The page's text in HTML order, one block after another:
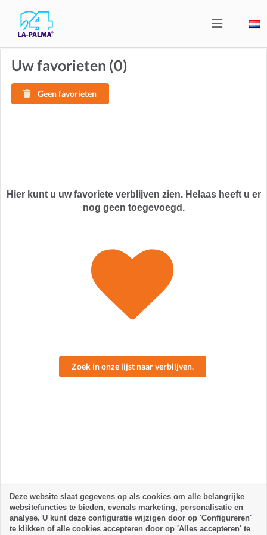
Uw favorieten (0)
Geen favorieten
Hier kunt u uw favoriete verblijven zien. Helaas heeft u er
nog geen toegevoegd.
Zoek in onze lijst naar verblijven.
Deze website slaat gegevens op als cookies om alle belangrijke
websitefuncties te bieden, evenals marketing, personalisatie en
analyse. U kunt deze configuratie wijzigen door op 'Configureren'
te klikken of alle cookies accepteren door op 'Alles accepteren' te